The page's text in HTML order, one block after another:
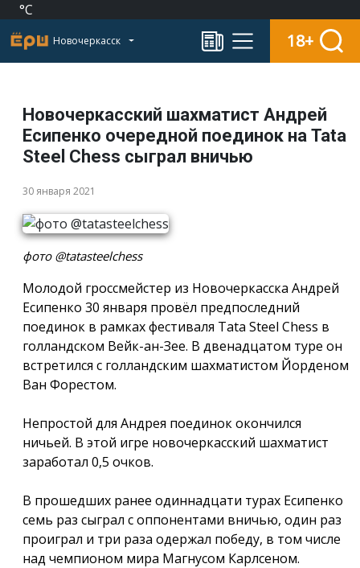
°C
Новочеркасск 18+
Новочеркасский шахматист Андрей
Есипенко очередной поединок на Tata
Steel Chess сыграл вничью
30 января 2021
фото @tatasteelchess
Молодой гроссмейстер из Новочеркасска Андрей
Есипенко 30 января провёл предпоследний
поединок в рамках фестиваля Tata Steel Chess в
голландском Вейк-ан-Зее. В двенадцатом туре он
встретился с голландским шахматистом Йорденом
Ван Форестом.
Непростой для Андрея поединок окончился
ничьей. В этой игре новочеркасский шахматист
заработал 0,5 очков.
В прошедших ранее одиннадцати турах Есипенко
семь раз сыграл с оппонентами вничью, один раз
проиграл и три раза одержал победу, в том числе
над чемпионом мира Магнусом Карлсеном.